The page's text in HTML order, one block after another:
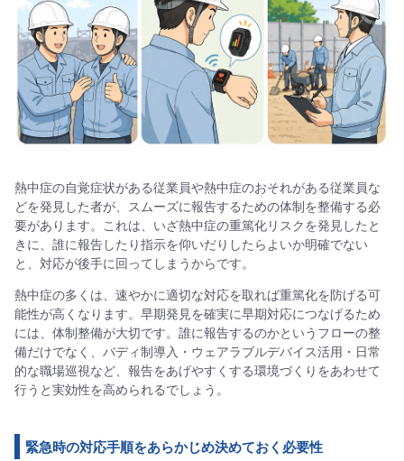
熱中症の自覚症状がある従業員や熱中症のおそれがある従業員な
どを発見した者が、スムーズに報告するための体制を整備する必
要があります。これは、いざ熱中症の重篤化リスクを発見したと
きに、誰に報告したり指示を仰いだりしたらよいか明確でない
と、対応が後手に回ってしまうからです。
熱中症の多くは、速やかに適切な対応を取れば重篤化を防げる可
能性が高くなります。早期発見を確実に早期対応につなげるため
には、体制整備が大切です。誰に報告するのかというフローの整
備だけでなく、バディ制導入・ウェアラブルデバイス活用・日常
的な職場巡視など、報告をあげやすくする環境づくりをあわせて
行うと実効性を高められるでしょう。
緊急時の対応手順をあらかじめ決めておく必要性